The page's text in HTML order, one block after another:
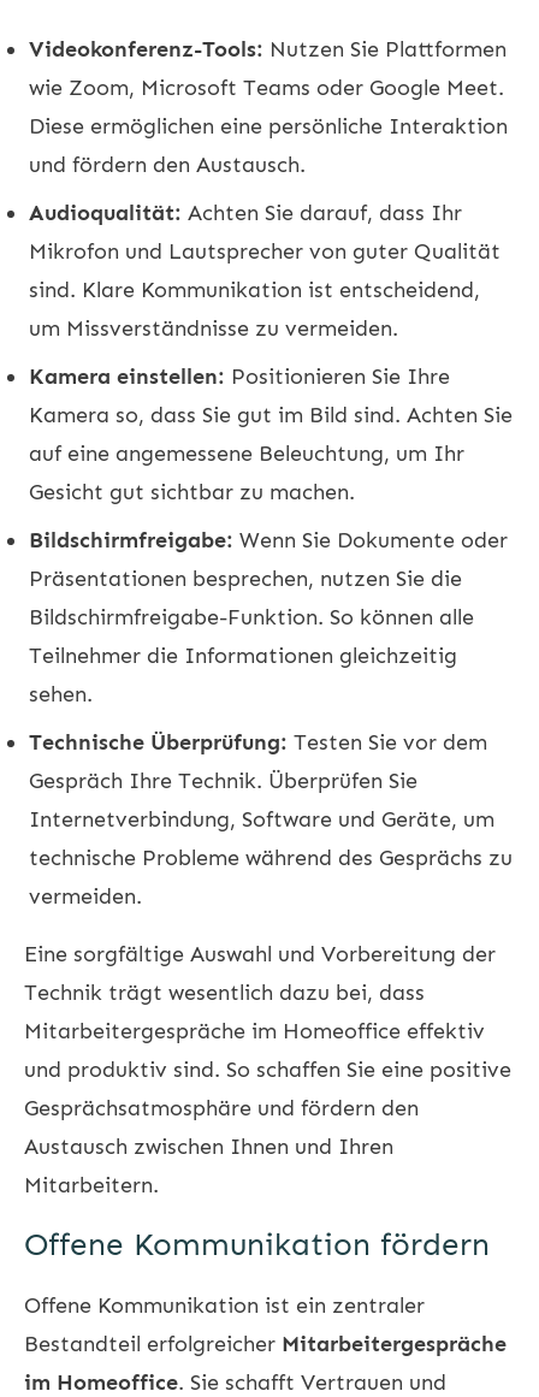
Videokonferenz-Tools: Nutzen Sie Plattformen
wie Zoom, Microsoft Teams oder Google Meet.
Diese ermöglichen eine persönliche Interaktion
und fördern den Austausch.
Audioqualität: Achten Sie darauf, dass Ihr
Mikrofon und Lautsprecher von guter Qualität
sind. Klare Kommunikation ist entscheidend,
um Missverständnisse zu vermeiden.
Kamera einstellen: Positionieren Sie Ihre
Kamera so, dass Sie gut im Bild sind. Achten Sie
auf eine angemessene Beleuchtung, um Ihr
Gesicht gut sichtbar zu machen.
Bildschirmfreigabe: Wenn Sie Dokumente oder
Präsentationen besprechen, nutzen Sie die
Bildschirmfreigabe-Funktion. So können alle
Teilnehmer die Informationen gleichzeitig
sehen.
Technische Überprüfung: Testen Sie vor dem
Gespräch Ihre Technik. Überprüfen Sie
Internetverbindung, Software und Geräte, um
technische Probleme während des Gesprächs zu
vermeiden.
Eine sorgfältige Auswahl und Vorbereitung der
Technik trägt wesentlich dazu bei, dass
Mitarbeitergespräche im Homeoffice effektiv
und produktiv sind. So schaffen Sie eine positive
Gesprächsatmosphäre und fördern den
Austausch zwischen Ihnen und Ihren
Mitarbeitern.
Offene Kommunikation fördern
Offene Kommunikation ist ein zentraler
Bestandteil erfolgreicher Mitarbeitergespräche
im Homeoffice. Sie schafft Vertrauen und